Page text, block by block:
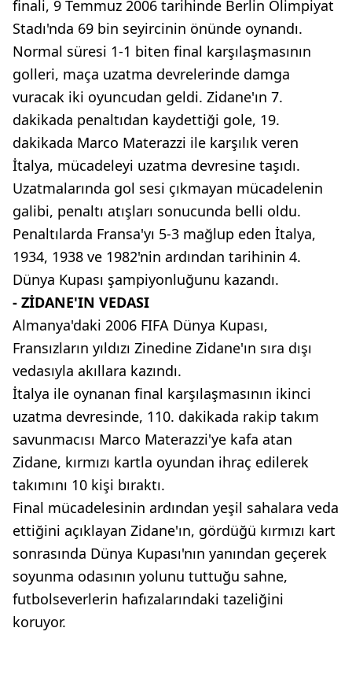
finali, 9 Temmuz 2006 tarihinde Berlin Olimpiyat
Stadı'nda 69 bin seyircinin önünde oynandı.
Normal süresi 1-1 biten final karşılaşmasının
golleri, maça uzatma devrelerinde damga
vuracak iki oyuncudan geldi. Zidane'ın 7.
dakikada penaltıdan kaydettiği gole, 19.
dakikada Marco Materazzi ile karşılık veren
İtalya, mücadeleyi uzatma devresine taşıdı.
Uzatmalarında gol sesi çıkmayan mücadelenin
galibi, penaltı atışları sonucunda belli oldu.
Penaltılarda Fransa'yı 5-3 mağlup eden İtalya,
1934, 1938 ve 1982'nin ardından tarihinin 4.
Dünya Kupası şampiyonluğunu kazandı.
- ZİDANE'IN VEDASI
Almanya'daki 2006 FIFA Dünya Kupası,
Fransızların yıldızı Zinedine Zidane'ın sıra dışı
vedasıyla akıllara kazındı.
İtalya ile oynanan final karşılaşmasının ikinci
uzatma devresinde, 110. dakikada rakip takım
savunmacısı Marco Materazzi'ye kafa atan
Zidane, kırmızı kartla oyundan ihraç edilerek
takımını 10 kişi bıraktı.
Final mücadelesinin ardından yeşil sahalara veda
ettiğini açıklayan Zidane'ın, gördüğü kırmızı kart
sonrasında Dünya Kupası'nın yanından geçerek
soyunma odasının yolunu tuttuğu sahne,
futbolseverlerin hafızalarındaki tazeliğini
koruyor.